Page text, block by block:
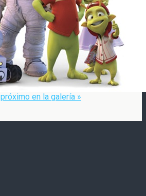
próximo en la galería »